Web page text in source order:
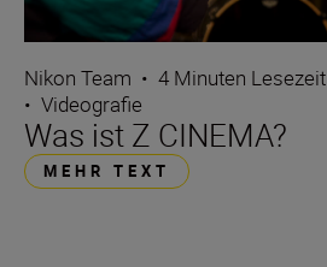
Nikon Team • 4 Minuten Lesezeit
• Videografie
Was ist Z CINEMA?
MEHR TEXT